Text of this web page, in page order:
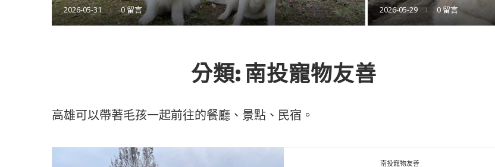
2025-11-11 0 留言
分類: 南投寵物友善
高雄可以帶著毛孩一起前往的餐廳、景點、民宿。
南投寵物友善